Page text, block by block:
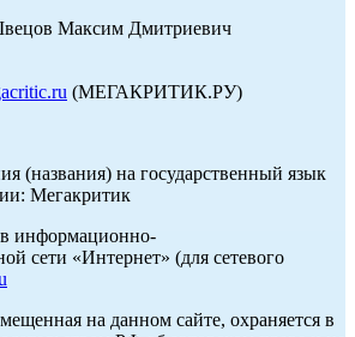
Максим Дмитриевич
(МЕГАКРИТИК.РУ)
(названия) на государственный язык
Мегакритик
информационно-
сети «Интернет» (для сетевого
на данном сайте, охраняется в